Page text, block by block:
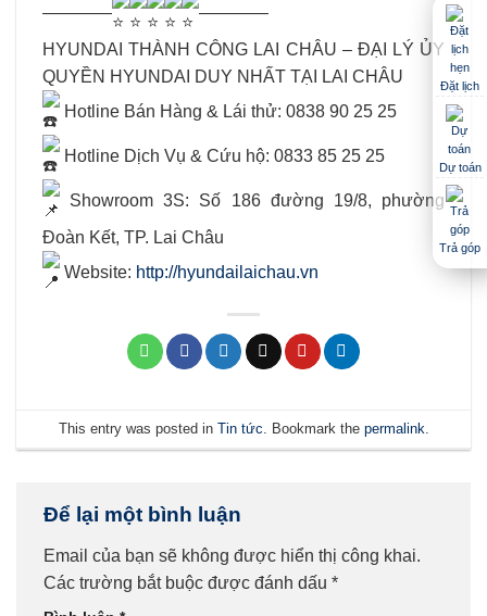
————
————
HYUNDAI THÀNH CÔNG LAI CHÂU – ĐẠI LÝ ỦY
QUYỀN HYUNDAI DUY NHẤT TẠI LAI CHÂU
Hotline Bán Hàng & Lái thử: 0838 90 25 25
Hotline Dịch Vụ & Cứu hộ: 0833 85 25 25
Showroom 3S: Số 186 đường 19/8, phường
Đoàn Kết, TP. Lai Châu
Website: http://hyundailaichau.vn
This entry was posted in Tin tức . Bookmark the permalink
Để lại một bình luận
Email của bạn sẽ không được hiển thị công khai.
Các trường bắt buộc được đánh dấu *
Đặt lịch
Dự toán
Trả góp